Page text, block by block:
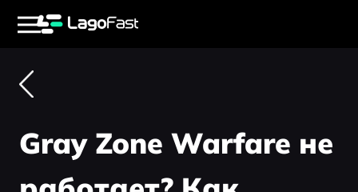
Gray Zone Warfare не